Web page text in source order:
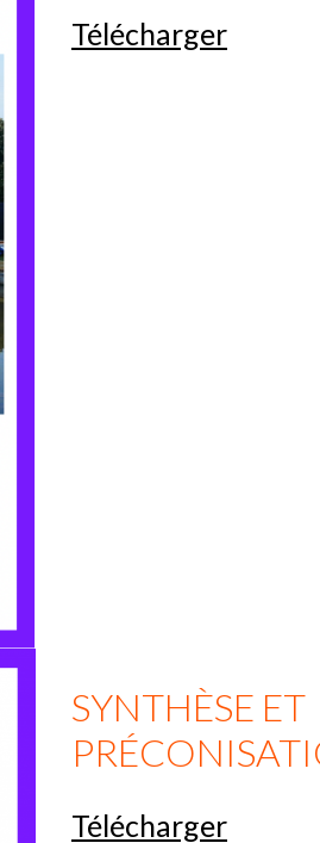
Télécharger
SYNTHÈSE ET
Télécharger